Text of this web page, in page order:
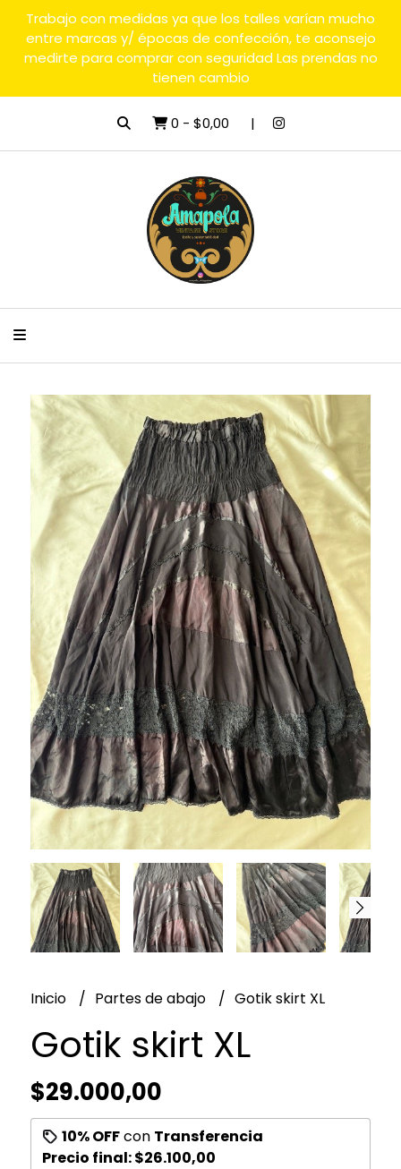
Trabajo con medidas ya que los talles varían mucho
entre marcas y/ épocas de confección, te aconsejo
medirte para comprar con seguridad Las prendas no
tienen cambio
0 - $0,00
Inicio Partes de abajo Gotik skirt XL
Gotik skirt XL
$29.000,00
10% OFFcon Transferencia
Precio final:$26.100,00